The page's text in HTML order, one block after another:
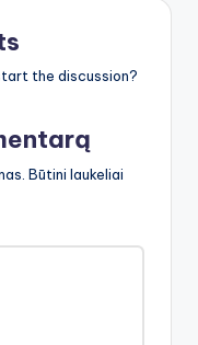
the discussion?
Būtini laukeliai